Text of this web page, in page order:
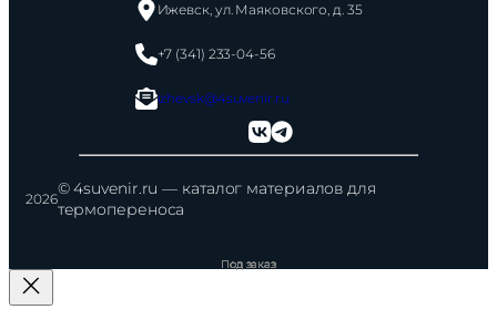
Ижевск, ул. Маяковского, д. 35
+7 (341) 233-04-56
izhevsk@4suvenir.ru
2026
© 4suvenir.ru — каталог материалов для
термопереноса